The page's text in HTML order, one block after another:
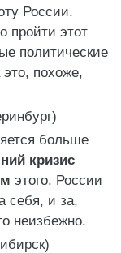
России.
пройти этот
политические
похоже,
больше
кризис
этого. России
себя, и за,
неизбежно.